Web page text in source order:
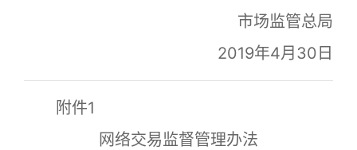
市场监管总局
2019年4月30日
附件1
网络交易监督管理办法